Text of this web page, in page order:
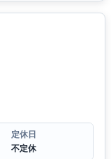
定休日
不定休